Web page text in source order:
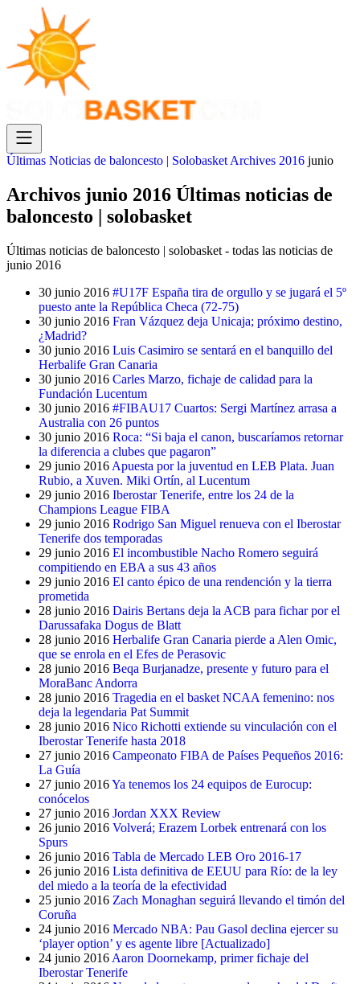
Últimas Noticias de baloncesto | Solobasket Archives 2016 junio
Archivos junio 2016 Últimas noticias de
baloncesto | solobasket
Últimas noticias de baloncesto | solobasket - todas las noticias de
junio 2016
30 junio 2016 #U17F España tira de orgullo y se jugará el 5º
puesto ante la República Checa (72-75)
30 junio 2016 Fran Vázquez deja Unicaja; próximo destino,
¿Madrid?
30 junio 2016 Luis Casimiro se sentará en el banquillo del
Herbalife Gran Canaria
30 junio 2016 Carles Marzo, fichaje de calidad para la
Fundación Lucentum
30 junio 2016 #FIBAU17 Cuartos: Sergi Martínez arrasa a
Australia con 26 puntos
30 junio 2016 Roca: “Si baja el canon, buscaríamos retornar
la diferencia a clubes que pagaron”
29 junio 2016 Apuesta por la juventud en LEB Plata. Juan
Rubio, a Xuven. Miki Ortín, al Lucentum
29 junio 2016 Iberostar Tenerife, entre los 24 de la
Champions League FIBA
29 junio 2016 Rodrigo San Miguel renueva con el Iberostar
Tenerife dos temporadas
29 junio 2016 El incombustible Nacho Romero seguirá
compitiendo en EBA a sus 43 años
29 junio 2016 El canto épico de una rendención y la tierra
prometida
28 junio 2016 Dairis Bertans deja la ACB para fichar por el
Darussafaka Dogus de Blatt
28 junio 2016 Herbalife Gran Canaria pierde a Alen Omic,
que se enrola en el Efes de Perasovic
28 junio 2016 Beqa Burjanadze, presente y futuro para el
MoraBanc Andorra
28 junio 2016 Tragedia en el basket NCAA femenino: nos
deja la legendaria Pat Summit
28 junio 2016 Nico Richotti extiende su vinculación con el
Iberostar Tenerife hasta 2018
27 junio 2016 Campeonato FIBA de Países Pequeños 2016:
La Guía
27 junio 2016Ya tenemos los 24 equipos de Eurocup:
conócelos
27 junio 2016 Jordan XXX Review
26 junio 2016 Volverá; Erazem Lorbek entrenará con los
Spurs
26 junio 2016 Tabla de Mercado LEB Oro 2016-17
26 junio 2016 Lista definitiva de EEUU para Río: de la ley
del miedo a la teoría de la efectividad
25 junio 2016 Zach Monaghan seguirá llevando el timón del
Coruña
24 junio 2016 Mercado NBA: Pau Gasol declina ejercer su
‘player option’ y es agente libre [Actualizado]
24 junio 2016 Aaron Doornekamp, primer fichaje del
Iberostar Tenerife